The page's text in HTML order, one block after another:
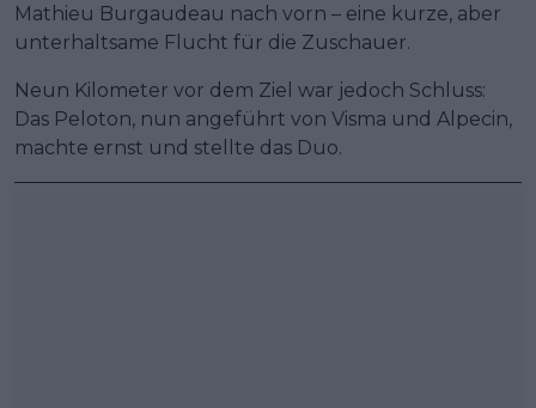
Mathieu Burgaudeau nach vorn – eine kurze, aber
unterhaltsame Flucht für die Zuschauer.
Neun Kilometer vor dem Ziel war jedoch Schluss:
Das Peloton, nun angeführt von Visma und Alpecin,
machte ernst und stellte das Duo.